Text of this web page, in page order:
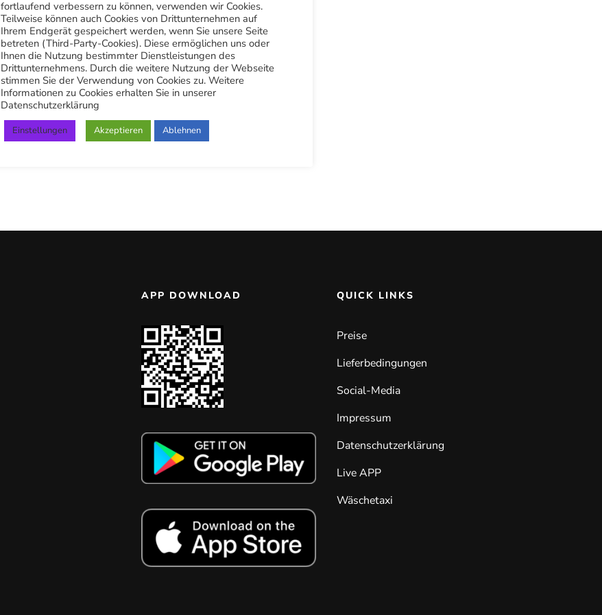
APP DOWNLOAD QUICK LINKS
Preise
Lieferbedingungen
Social-Media
Impressum
Datenschutzerklärung
Live APP
Wäschetaxi
fortlaufend verbessern zu können, verwenden wir Cookies.
Teilweise können auch Cookies von Drittunternehmen auf
Ihrem Endgerät gespeichert werden, wenn Sie unsere Seite
betreten (Third-Party-Cookies). Diese ermöglichen uns oder
Ihnen die Nutzung bestimmter Dienstleistungen des
Drittunternehmens. Durch die weitere Nutzung der Webseite
stimmen Sie der Verwendung von Cookies zu. Weitere
Informationen zu Cookies erhalten Sie in unserer
Datenschutzerklärung
Einstellungen Akzeptieren Ablehnen